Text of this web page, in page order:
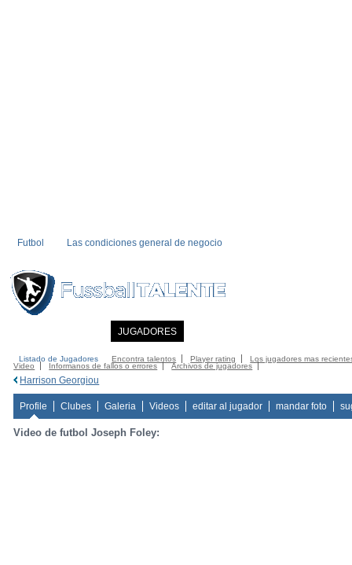
Futbol Las condiciones general de negocio
JUGADORES
Listado de Jugadores Encontra talentos Player rating
Los jugadores mas
Video
Informanos de fallos o errores Archivos de jugadores
Harrison Georgiou
Profile Clubes Galeria Videos editar al jugador mandar foto
Video de futbol Joseph Foley: